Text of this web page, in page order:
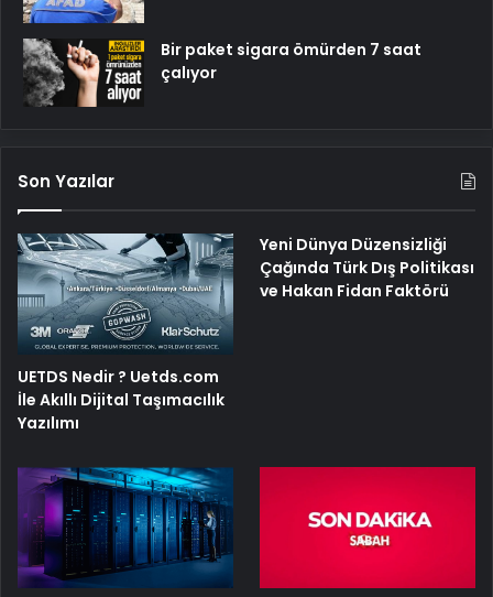
Bir paket sigara ömürden 7 saat
çalıyor
Son Yazılar
UETDS Nedir ? Uetds.com
İle Akıllı Dijital Taşımacılık
Yazılımı
Yeni Dünya Düzensizliği
Çağında Türk Dış Politikası
ve Hakan Fidan Faktörü